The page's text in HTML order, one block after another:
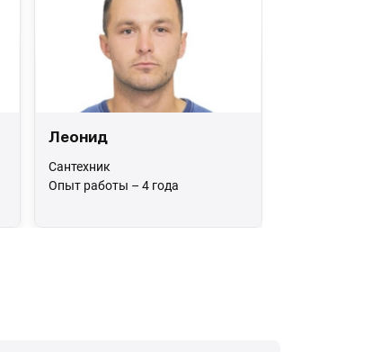
Леонид
Сантехник
Опыт работы – 4 года